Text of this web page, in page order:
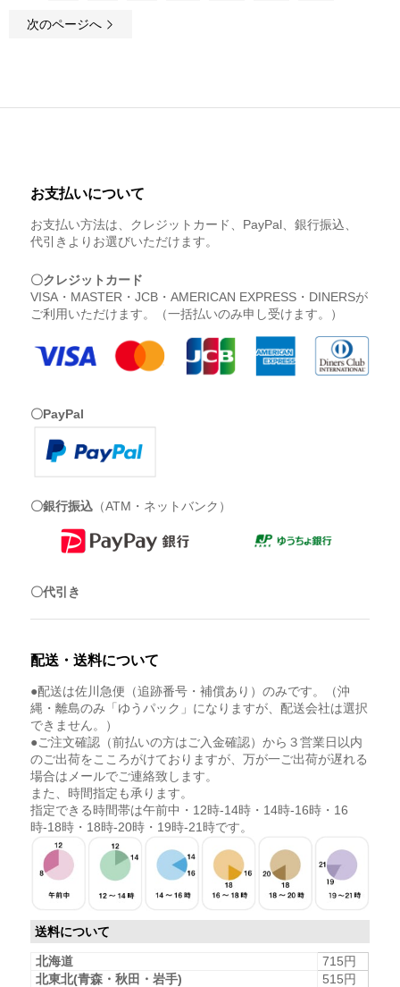
次のページへ
お支払いについて
お支払い方法は、クレジットカード、PayPal、銀行振込、
代引きよりお選びいただけます。
〇クレジットカード
VISA・MASTER・JCB・AMERICAN EXPRESS・DINERSが
ご利用いただけます。（一括払いのみ申し受けます。）
〇PayPal
〇銀行振込 （ATM・ネットバンク）
〇代引き
配送・送料について
●配送は佐川急便（追跡番号・補償あり）のみです。（沖
縄・離島のみ「ゆうパック」になりますが、配送会社は選択
できません。）
●ご注文確認（前払いの方はご入金確認）から３営業日以内
のご出荷をこころがけておりますが、万が一ご出荷が遅れる
場合はメールでご連絡致します。
また、時間指定も承ります。
指定できる時間帯は午前中・12時-14時・14時-16時・16
時-18時・18時-20時・19時-21時です。
送料について
北海道
715円
北東北(青森・秋田・岩手)
515円